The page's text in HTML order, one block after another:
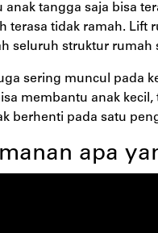
anak tangga saja bisa
terasa tidak ramah. Lift
seluruh struktur rumah
sering muncul pada
membantu anak
berhenti pada satu
apa